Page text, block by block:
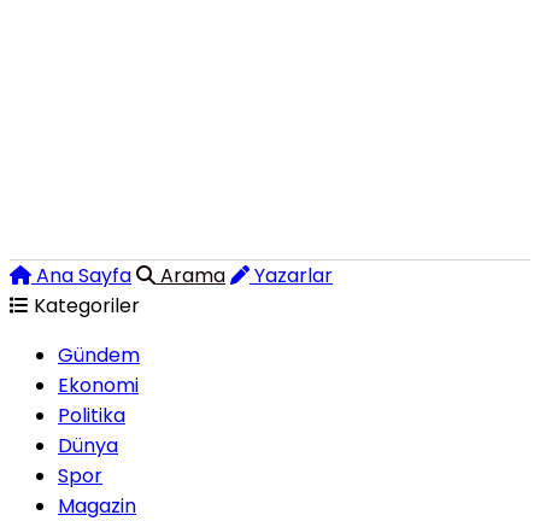
Ana Sayfa Arama
Yazarlar
Kategoriler
Gündem
Ekonomi
Politika
Dünya
Spor
Magazin